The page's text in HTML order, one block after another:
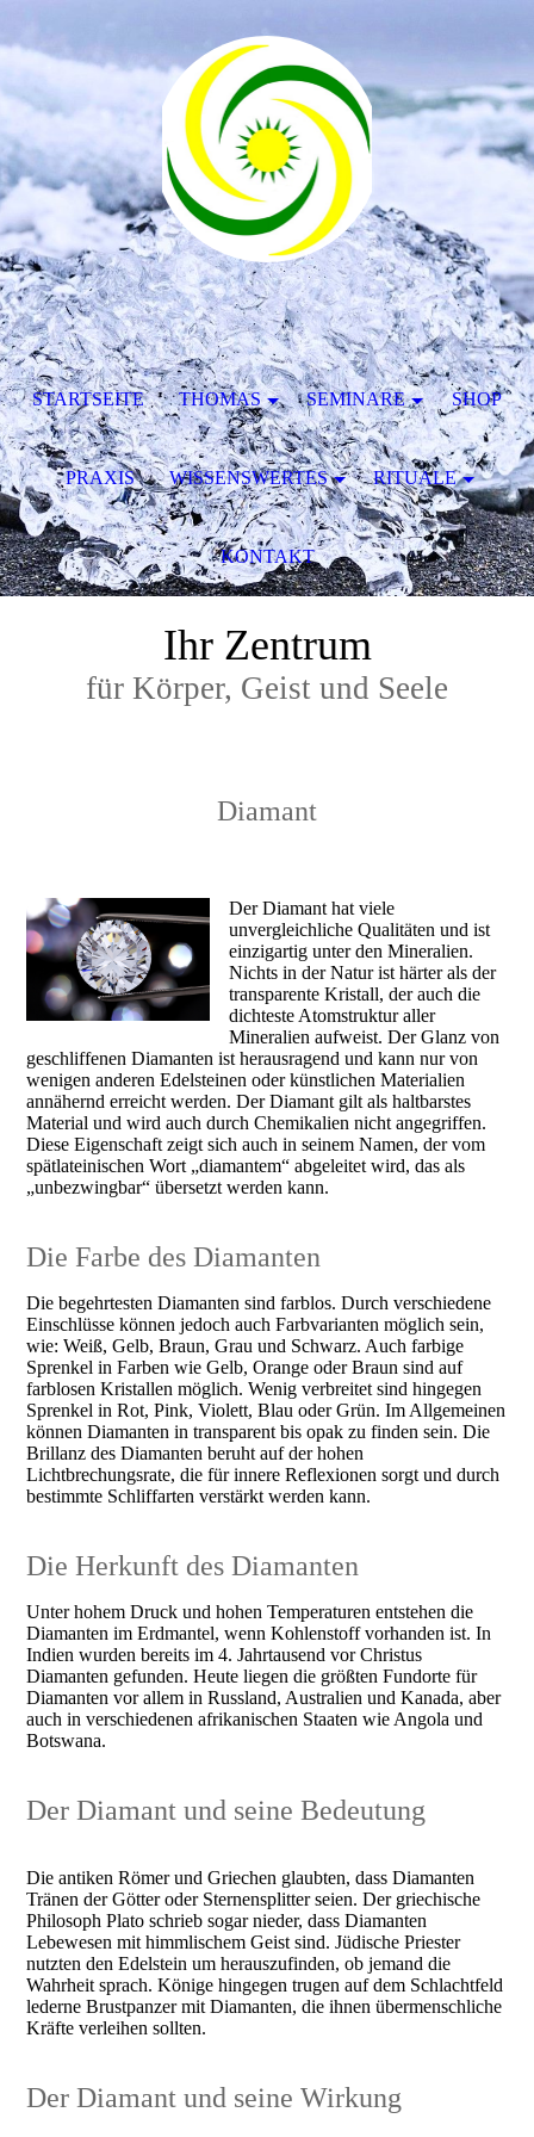
Ihr Zentrum
für Körper, Geist und Seele
Diamant
Der Diamant hat viele
unvergleichliche Qualitäten und ist
einzigartig unter den Mineralien.
Nichts in der Natur ist härter als der
transparente Kristall, der auch die
dichteste Atomstruktur aller
Mineralien aufweist. Der Glanz von
geschliffenen Diamanten ist herausragend und kann nur von
wenigen anderen Edelsteinen oder künstlichen Materialien
annähernd erreicht werden. Der Diamant gilt als haltbarstes
Material und wird auch durch Chemikalien nicht angegriffen.
Diese Eigenschaft zeigt sich auch in seinem Namen, der vom
spätlateinischen Wort „diamantem“ abgeleitet wird, das als
„unbezwingbar“ übersetzt werden kann.
Die Farbe des Diamanten
Die begehrtesten Diamanten sind farblos. Durch verschiedene
Einschlüsse können jedoch auch Farbvarianten möglich sein,
wie: Weiß, Gelb, Braun, Grau und Schwarz. Auch farbige
Sprenkel in Farben wie Gelb, Orange oder Braun sind auf
farblosen Kristallen möglich. Wenig verbreitet sind hingegen
Sprenkel in Rot, Pink, Violett, Blau oder Grün. Im Allgemeinen
können Diamanten in transparent bis opak zu finden sein. Die
Brillanz des Diamanten beruht auf der hohen
Lichtbrechungsrate, die für innere Reflexionen sorgt und durch
bestimmte Schliffarten verstärkt werden kann.
Die Herkunft des Diamanten
Unter hohem Druck und hohen Temperaturen entstehen die
Diamanten im Erdmantel, wenn Kohlenstoff vorhanden ist. In
Indien wurden bereits im 4. Jahrtausend vor Christus
Diamanten gefunden. Heute liegen die größten Fundorte für
Diamanten vor allem in Russland, Australien und Kanada, aber
auch in verschiedenen afrikanischen Staaten wie Angola und
Botswana.
Der Diamant und seine Bedeutung
Die antiken Römer und Griechen glaubten, dass Diamanten
Tränen der Götter oder Sternensplitter seien. Der griechische
Philosoph Plato schrieb sogar nieder, dass Diamanten
Lebewesen mit himmlischem Geist sind. Jüdische Priester
nutzten den Edelstein um herauszufinden, ob jemand die
Wahrheit sprach. Könige hingegen trugen auf dem Schlachtfeld
lederne Brustpanzer mit Diamanten, die ihnen übermenschliche
Kräfte verleihen sollten.
Der Diamant und seine Wirkung
STARTSEITE THOMAS SEMINARE SHOP
PRAXIS WISSENSWERTES RITUALE
KONTAKT